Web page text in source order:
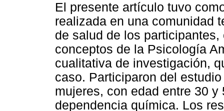
El presente artículo tuvo
realizada en una comunidad
de salud de los
conceptos de la Psicología
cualitativa de investigación,
caso. Participaron del
mujeres, con edad entre 30
dependencia química. Los